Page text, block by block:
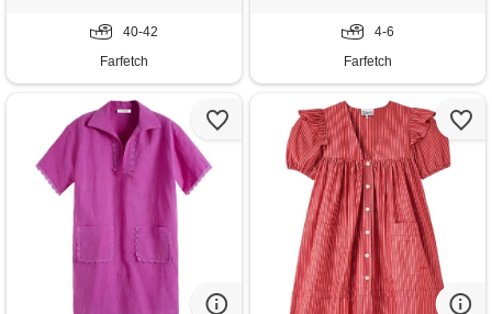
40-42
Farfetch
4-6
Farfetch